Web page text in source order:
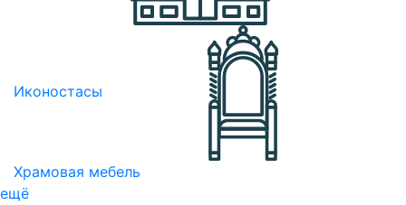
Иконостасы
Храмовая мебель
ещё